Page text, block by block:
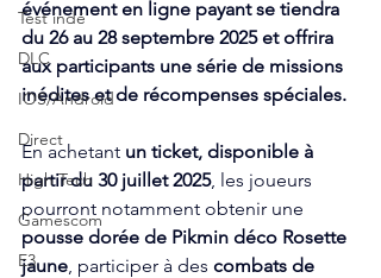
Test indé
DLC
IOS/Android
Direct
High Tech
Gamescom
E3
événement en ligne payant se tiendra
du 26 au 28 septembre 2025 et offrira
aux participants une série de missions
inédites et de récompenses spéciales.
En achetant un ticket, disponible à
partir du 30 juillet 2025, les joueurs
pourront notamment obtenir une
pousse dorée de Pikmin déco Rosette
jaune , participer à des combats de